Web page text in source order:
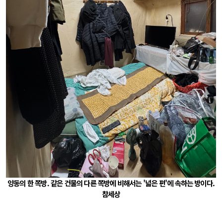
양동의 한 쪽방. 같은 건물의 다른 쪽방에 비해서는 '넓은 편'에 속하는 방이다.
참세상